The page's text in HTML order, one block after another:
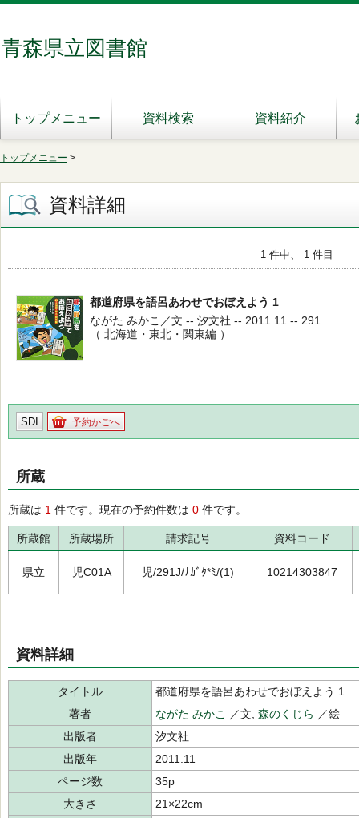
青森県立図書館
トップメニュー 資料検索 資料紹介
トップメニュー >
資料詳細
1 件中、 1 件目
都道府県を語呂あわせでおぼえよう 1
ながた みかこ／文 -- 汐文社 -- 2011.11 -- 291
（ 北海道・東北・関東編 ）
SDI 予約かごへ
所蔵
所蔵は 1 件です。現在の予約件数は 0 件です。
所蔵館 所蔵場所 請求記号 資料コード
県立 児C01A 児/291J/ﾅｶﾞﾀ*ﾐ/(1) 10214303847
資料詳細
タイトル
都道府県を語呂あわせでおぼえよう 1
著者
ながた みかこ ／文, 森のくじら ／絵
出版者
汐文社
出版年
2011.11
ページ数
35p
大きさ
21×22cm